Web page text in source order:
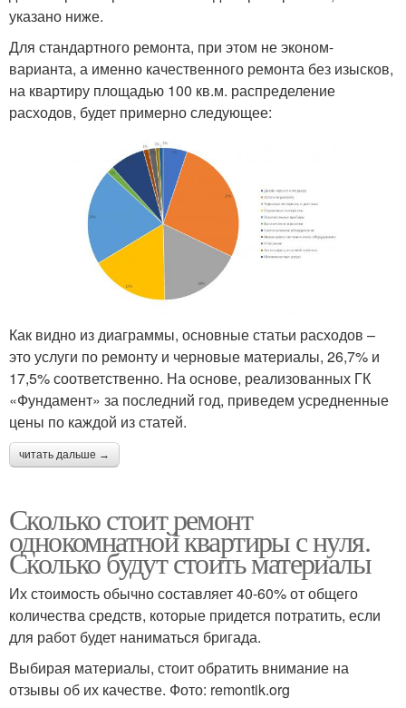
указано ниже.
Для стандартного ремонта, при этом не эконом-
варианта, а именно качественного ремонта без изысков,
на квартиру площадью 100 кв.м. распределение
расходов, будет примерно следующее:
Как видно из диаграммы, основные статьи расходов –
это услуги по ремонту и черновые материалы, 26,7% и
17,5% соответственно. На основе, реализованных ГК
«Фундамент» за последний год, приведем усредненные
цены по каждой из статей.
читать дальше →
Сколько стоит ремонт
однокомнатной квартиры с нуля.
Сколько будут стоить материалы
Их стоимость обычно составляет 40-60% от общего
количества средств, которые придется потратить, если
для работ будет наниматься бригада.
Выбирая материалы, стоит обратить внимание на
отзывы об их качестве. Фото: remontik.org